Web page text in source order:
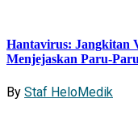
Hantavirus: Jangkitan
Menjejaskan Paru-
By Staf HeloMedik